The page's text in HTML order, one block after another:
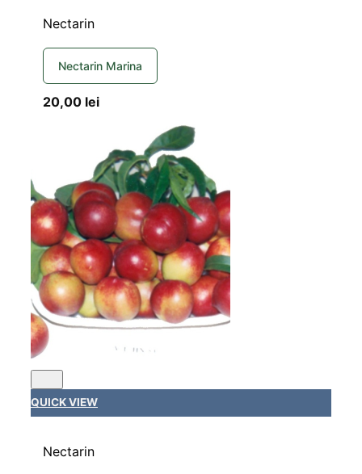
Nectarin
Nectarin Marina
20,00 lei
QUICK VIEW
Nectarin